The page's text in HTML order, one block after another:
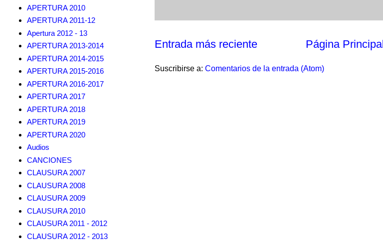
Entrada más reciente Página Principal
Suscribirse a: Comentarios de la entrada (Atom)
APERTURA 2010
APERTURA 2011-12
Apertura 2012 - 13
APERTURA 2013-2014
APERTURA 2014-2015
APERTURA 2015-2016
APERTURA 2016-2017
APERTURA 2017
APERTURA 2018
APERTURA 2019
APERTURA 2020
Audios
CANCIONES
CLAUSURA 2007
CLAUSURA 2008
CLAUSURA 2009
CLAUSURA 2010
CLAUSURA 2011 - 2012
CLAUSURA 2012 - 2013